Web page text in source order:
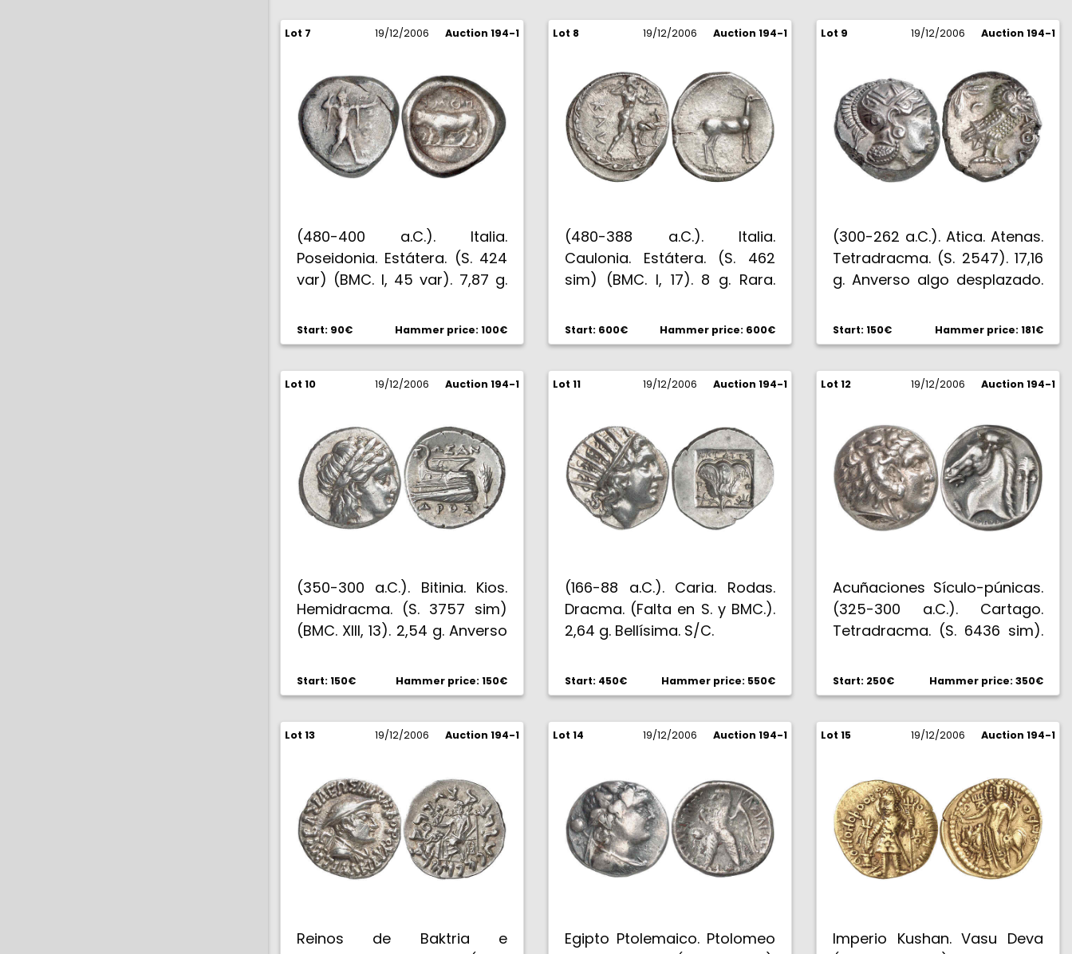
Lot 7 19/12/2006 Auction 194-1
(480-400 a.C.). Italia.
Poseidonia. Estátera. (S. 424
var) (BMC. I, 45 var). 7,87 g.
Start: 90€ Hammer price: 100€
Lot 8 19/12/2006 Auction 194-1
(480-388 a.C.). Italia.
Caulonia. Estátera. (S. 462
sim) (BMC. I, 17). 8 g. Rara.
Start: 600€ Hammer price: 600€
Lot 9 19/12/2006 Auction 194-1
(300-262 a.C.). Atica. Atenas.
Tetradracma. (S. 2547). 17,16
g. Anverso algo desplazado.
Start: 150€ Hammer price: 181€
Lot 10 19/12/2006 Auction 194-1
(350-300 a.C.). Bitinia. Kios.
Hemidracma. (S. 3757 sim)
(BMC. XIII, 13). 2,54 g. Anverso
Start: 150€ Hammer price: 150€
Lot 11 19/12/2006 Auction 194-1
(166-88 a.C.). Caria. Rodas.
Dracma. (Falta en S. y BMC.).
2,64 g. Bellísima. S/C.
Start: 450€ Hammer price: 550€
Lot 12 19/12/2006 Auction 194-1
Acuñaciones Sículo-púnicas.
(325-300 a.C.). Cartago.
Tetradracma. (S. 6436 sim).
Start: 250€ Hammer price: 350€
Lot 13 19/12/2006 Auction 194-1
Reinos de Baktria e
Lot 14 19/12/2006 Auction 194-1
Egipto Ptolemaico. Ptolomeo
Lot 15 19/12/2006 Auction 194-1
Imperio Kushan. Vasu Deva